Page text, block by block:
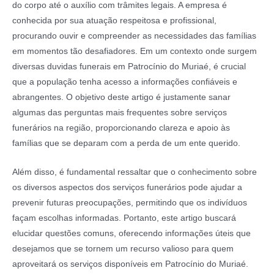
do corpo até o auxílio com trâmites legais. A empresa é
conhecida por sua atuação respeitosa e profissional,
procurando ouvir e compreender as necessidades das famílias
em momentos tão desafiadores. Em um contexto onde surgem
diversas duvidas funerais em Patrocínio do Muriaé, é crucial
que a população tenha acesso a informações confiáveis e
abrangentes. O objetivo deste artigo é justamente sanar
algumas das perguntas mais frequentes sobre serviços
funerários na região, proporcionando clareza e apoio às
famílias que se deparam com a perda de um ente querido.
Além disso, é fundamental ressaltar que o conhecimento sobre
os diversos aspectos dos serviços funerários pode ajudar a
prevenir futuras preocupações, permitindo que os indivíduos
façam escolhas informadas. Portanto, este artigo buscará
elucidar questões comuns, oferecendo informações úteis que
desejamos que se tornem um recurso valioso para quem
aproveitará os serviços disponíveis em Patrocínio do Muriaé.